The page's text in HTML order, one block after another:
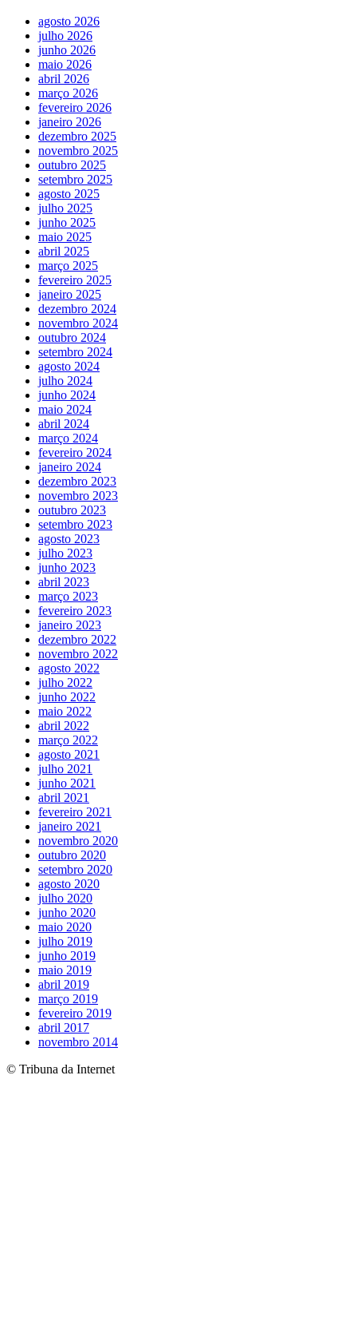
agosto 2026
julho 2026
junho 2026
maio 2026
abril 2026
março 2026
fevereiro 2026
janeiro 2026
dezembro 2025
novembro 2025
outubro 2025
setembro 2025
agosto 2025
julho 2025
junho 2025
maio 2025
abril 2025
março 2025
fevereiro 2025
janeiro 2025
dezembro 2024
novembro 2024
outubro 2024
setembro 2024
agosto 2024
julho 2024
junho 2024
maio 2024
abril 2024
março 2024
fevereiro 2024
janeiro 2024
dezembro 2023
novembro 2023
outubro 2023
setembro 2023
agosto 2023
julho 2023
junho 2023
abril 2023
março 2023
fevereiro 2023
janeiro 2023
dezembro 2022
novembro 2022
agosto 2022
julho 2022
junho 2022
maio 2022
abril 2022
março 2022
agosto 2021
julho 2021
junho 2021
abril 2021
fevereiro 2021
janeiro 2021
novembro 2020
outubro 2020
setembro 2020
agosto 2020
julho 2020
junho 2020
maio 2020
julho 2019
junho 2019
maio 2019
abril 2019
março 2019
fevereiro 2019
abril 2017
novembro 2014
© Tribuna da Internet